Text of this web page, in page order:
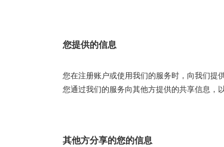
您提供的信息
您在注册账户或使用我们的服务时，向我们提
您通过我们的服务向其他方提供的共享信息，
其他方分享的您的信息